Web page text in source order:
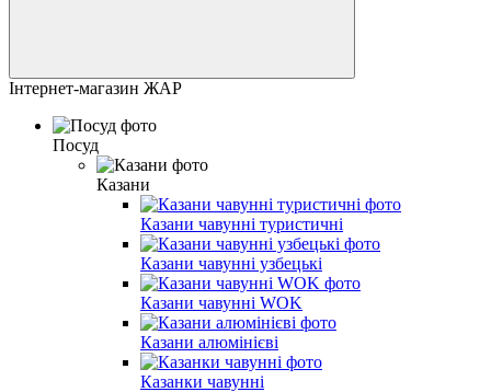
Інтернет-магазин ЖАР
Посуд
Казани
Казани чавунні туристичні
Казани чавунні узбецькі
Казани чавунні WOK
Казани алюмінієві
Казанки чавунні